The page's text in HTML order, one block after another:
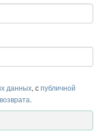
данных, спубличной
.